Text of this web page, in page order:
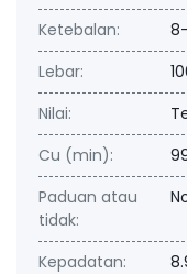
Ketebalan:
Lebar:
Nilai:
Cu (min):
Paduan atau
tidak:
Kepadatan: